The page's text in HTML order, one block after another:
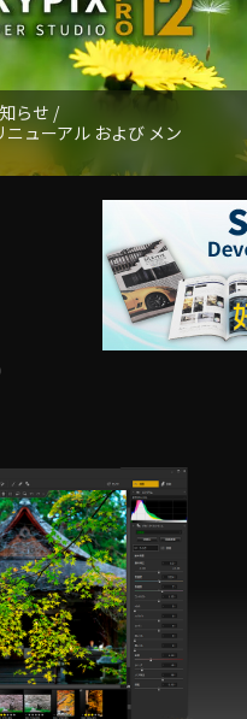
らせ /
ニューアル および メン